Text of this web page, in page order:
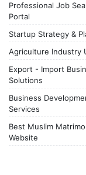
Professional Job
Portal
Startup Strategy &
Agriculture Industry
Export - Import
Solutions
Business
Services
Best Muslim
Website